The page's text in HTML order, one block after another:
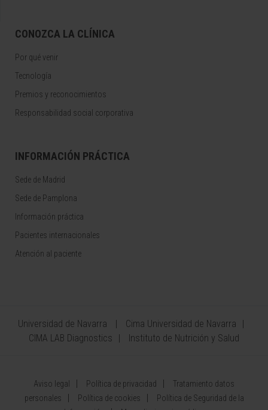
CONOZCA LA CLÍNICA
Por qué venir
Tecnología
Premios y reconocimientos
Responsabilidad social corporativa
INFORMACIÓN PRÁCTICA
Sede de Madrid
Sede de Pamplona
Información práctica
Pacientes internacionales
Atención al paciente
Universidad de Navarra
Cima Universidad de Navarra
CIMA LAB Diagnostics
Instituto de Nutrición y Salud
Aviso legal Política de privacidad
Tratamiento datos
personales
Política de cookies
Política de Seguridad de la